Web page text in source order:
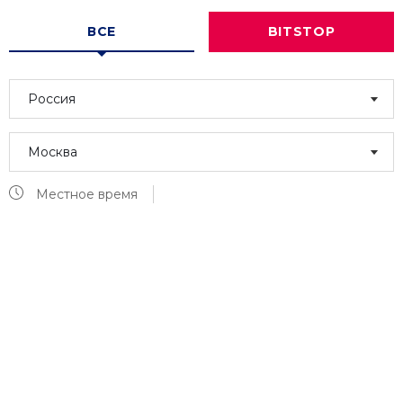
ВСЕ BITSTOP
Россия
Москва
Местное время